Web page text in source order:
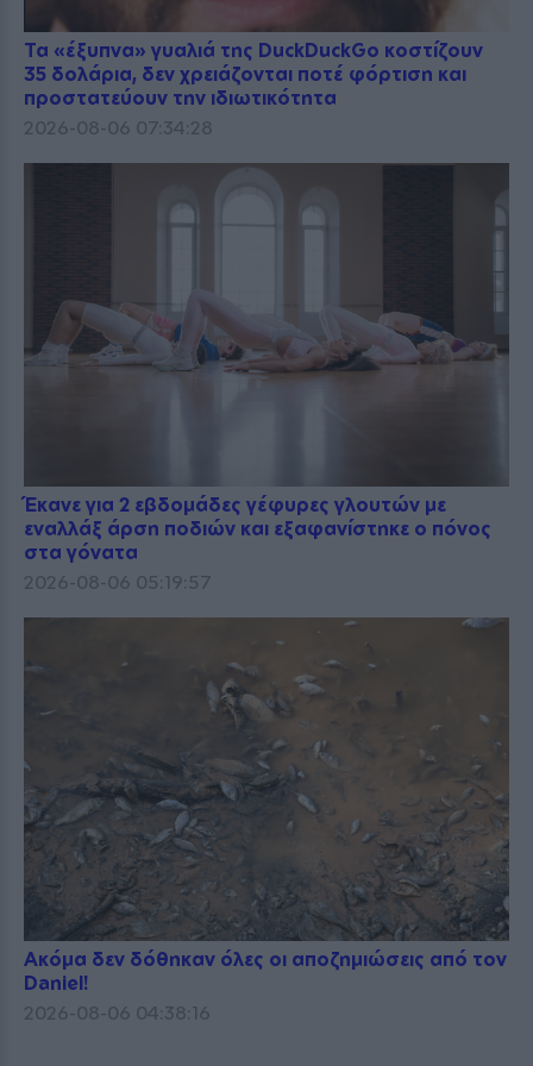
Τα «έξυπνα» γυαλιά της DuckDuckGo κοστίζουν
35 δολάρια, δεν χρειάζονται ποτέ φόρτιση και
προστατεύουν την ιδιωτικότητα
2026-08-06 07:34:28
Έκανε για 2 εβδομάδες γέφυρες γλουτών με
εναλλάξ άρση ποδιών και εξαφανίστηκε ο πόνος
στα γόνατα
2026-08-06 05:19:57
Ακόμα δεν δόθηκαν όλες οι αποζημιώσεις από τον
Daniel!
2026-08-06 04:38:16